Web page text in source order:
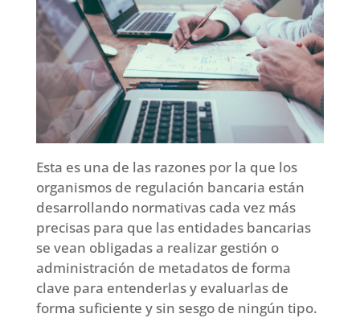
Esta es una de las razones por la que los
organismos de regulación bancaria están
desarrollando normativas cada vez más
precisas para que las entidades bancarias
se vean obligadas a realizar gestión o
administración de metadatos de forma
clave para entenderlas y evaluarlas de
forma suficiente y sin sesgo de ningún tipo.